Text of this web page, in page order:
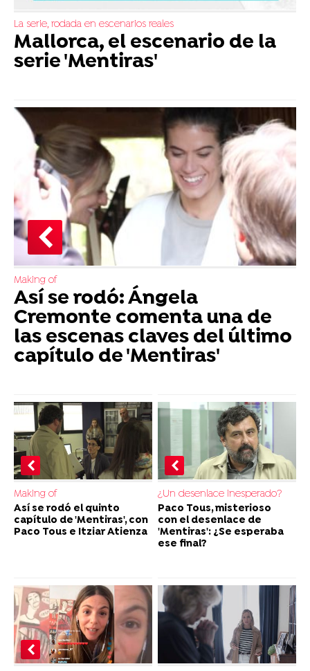
La serie, rodada en escenarios reales
Mallorca, el escenario de la
serie 'Mentiras'
Making of
Así se rodó: Ángela
Cremonte comenta una de
las escenas claves del último
capítulo de 'Mentiras'
Making of
Así se rodó el quinto
capítulo de 'Mentiras', con
Paco Tous e Itziar Atienza
¿Un desenlace inesperado?
Paco Tous, misterioso
con el desenlace de
'Mentiras': ¿Se esperaba
ese final?